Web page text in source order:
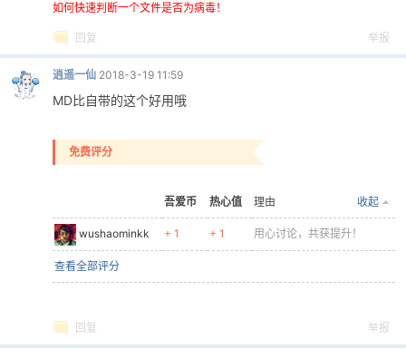
如何快速判断一个文件是否为病毒！
回复 举报
逍遥一仙 2018-3-19 11:59
MD比自带的这个好用哦
免费评分
吾爱币 热心值 收起
理由
wushaominkk + 1 + 1 用心讨论，共获提升！
查看全部评分
回复 举报